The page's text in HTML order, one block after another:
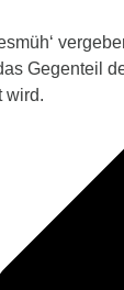
Gegenteil
wird.